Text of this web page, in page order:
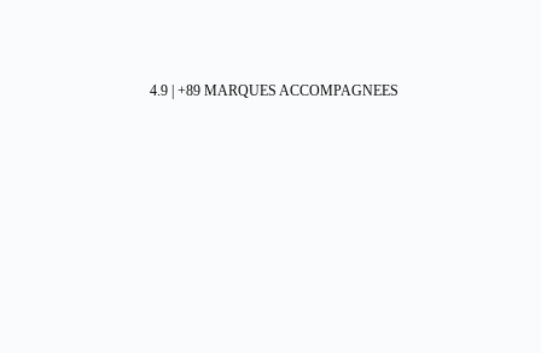
4.9 | +89 MARQUES ACCOMPAGNEES